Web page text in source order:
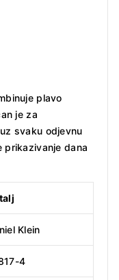
plavo
je za
svaku odjevnu
prikazivanje dana
Klein
4